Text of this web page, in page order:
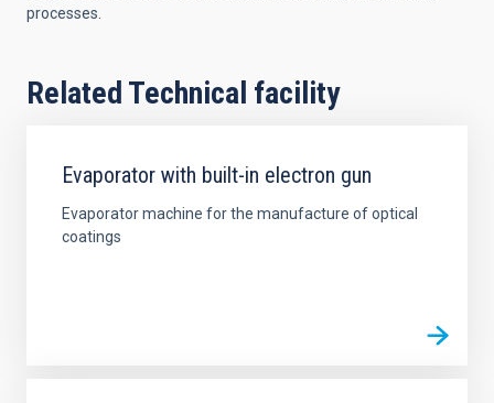
processes.
Related Technical facility
Evaporator with built-in electron gun
Evaporator machine for the manufacture of optical
coatings